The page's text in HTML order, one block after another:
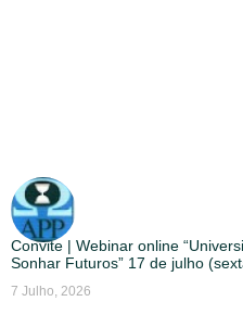
Convite | Webinar online
Sonhar Futuros” 17 de julho
7 Julho, 2026